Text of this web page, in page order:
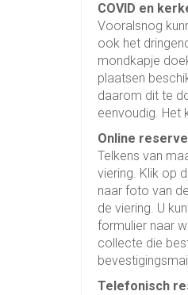
COVID en
Vooralsnog
ook het
mondkapje
plaatsen
daarom dit te
eenvoudig. Het
Online
Telkens van
viering. Klik op
naar foto van
de viering. U
formulier naar
collecte die
Telefonisch